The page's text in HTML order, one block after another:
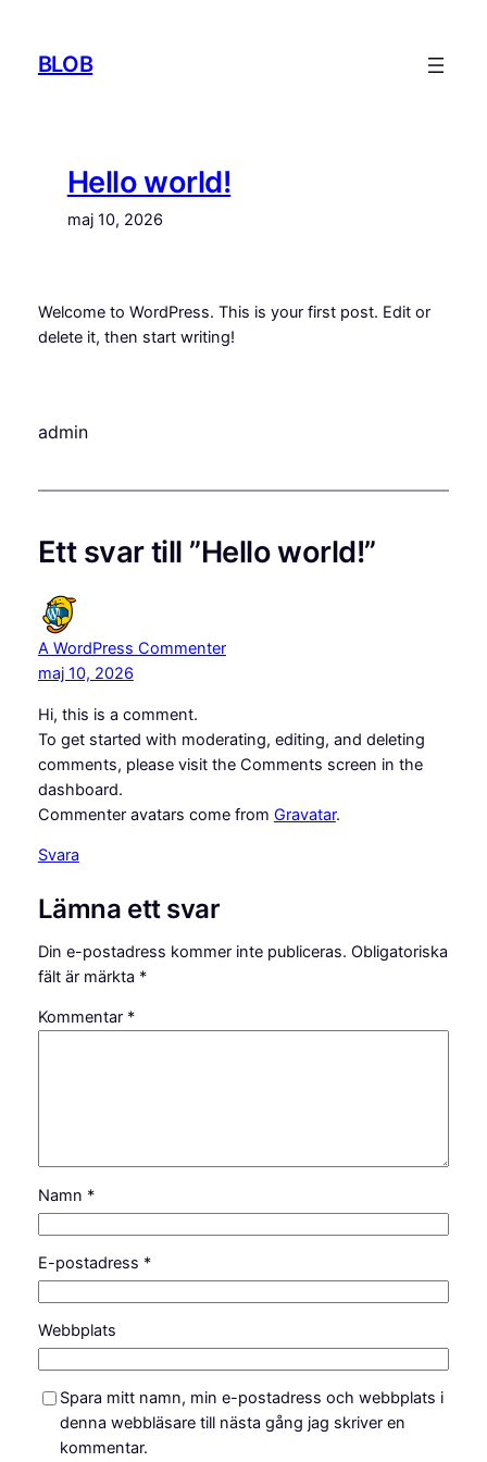
innehållBLOB
Hello world!
maj 10, 2026
Welcome to WordPress. This is your first post. Edit or
delete it, then start writing!
admin
Ett svar till ”Hello world!”
A WordPress Commenter
maj 10, 2026
Hi, this is a comment.
To get started with moderating, editing, and deleting
comments, please visit the Comments screen in the
dashboard.
Commenter avatars come from Gravatar.
Svara
Lämna ett svar
Din e-postadress kommer inte publiceras. Obligatoriska
fält är märkta *
Kommentar *
Namn *
E-postadress *
Webbplats
Spara mitt namn, min e-postadress och webbplats i
denna webbläsare till nästa gång jag skriver en
kommentar.